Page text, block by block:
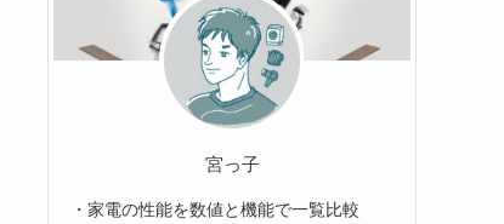
宮っ子
・家電の性能を数値と機能で一覧比較